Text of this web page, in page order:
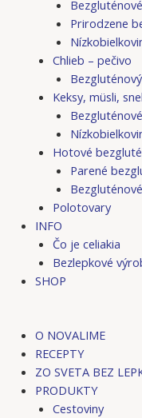
Prirodzene
Chlieb – pečivo
Keksy, müsli,
Hotové
Parené
Polotovary
INFO
Čo je celiakia
Bezlepkové
SHOP
O NOVALIME
RECEPTY
ZO SVETA BEZ
PRODUKTY
Cestoviny